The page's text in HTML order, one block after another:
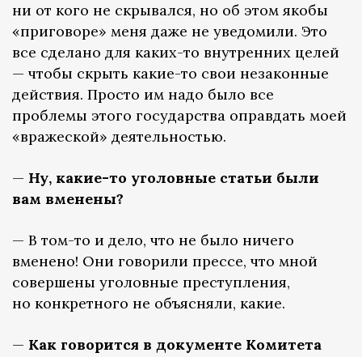
ни от кого не скрывался, но об этом якобы
«приговоре» меня даже не уведомили. Это
все сделано для каких-то внутренних целей
— чтобы скрыть какие-то свои незаконные
действия. Просто им надо было все
проблемы этого государства оправдать моей
«вражеской» деятельностью.
— Ну, какие-то уголовные статьи были
вам вменены?
— В том-то и дело, что не было ничего
вменено! Они говорили прессе, что мной
совершены уголовные преступления,
но конкретного не объясняли, какие.
— Как говорится в документе Комитета